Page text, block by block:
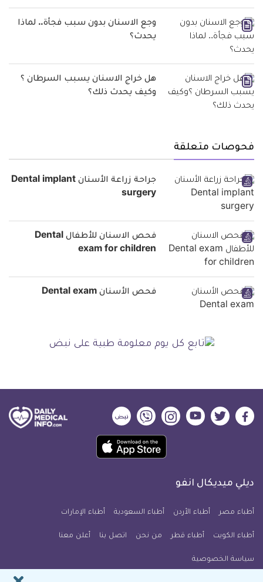
وجع الاسنان بدون سبب فجأة.. لماذا
يحدث؟
هل خراج الاسنان يسبب السرطان ؟
وكيف يحدث ذلك؟
فحوصات متعلقة
جراحة زراعة الأسنان Dental implant
surgery
فحص الاسنان للأطفال Dental
exam for children
فحص الأسنان Dental exam
ديلي
فيسبوك
ديلي
تويتر
ديلي
ميديكال
يوتيوب
ديلي
ميديكال
انفو
ديلي
ميديكال
انفو
ديلي
ميديكال
انفو
حمل
تطبيق
معلومة
للآيفون
ديلي ميديكال انفو
أطباء مصر أطباء الأردن أطباء السعودية أطباء الإمارات
أطباء الكويت أطباء قطر من نحن اتصل بنا أعلن معنا
سياسة الخصوصية